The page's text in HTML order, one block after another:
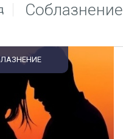
Соблазнение